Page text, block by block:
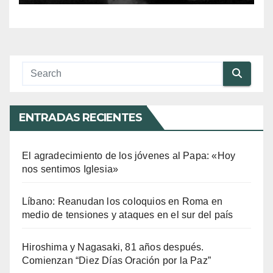
ENTRADAS RECIENTES
El agradecimiento de los jóvenes al Papa: «Hoy
nos sentimos Iglesia»
Líbano: Reanudan los coloquios en Roma en
medio de tensiones y ataques en el sur del país
Hiroshima y Nagasaki, 81 años después.
Comienzan “Diez Días Oración por la Paz”